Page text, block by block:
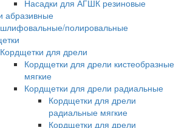
Насадки для АГШК резиновые
абразивные
шлифовальные/полировальные
Кордщетки для дрели
Кордщетки для дрели кистеобразные
мягкие
Кордщетки для дрели радиальные
Кордщетки для дрели
радиальные мягкие
Кордщетки для дрели